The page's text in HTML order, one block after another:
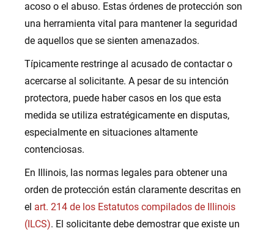
acoso o el abuso. Estas órdenes de protección son
una herramienta vital para mantener la seguridad
de aquellos que se sienten amenazados.
Típicamente restringe al acusado de contactar o
acercarse al solicitante. A pesar de su intención
protectora, puede haber casos en los que esta
medida se utiliza estratégicamente en disputas,
especialmente en situaciones altamente
contenciosas.
En Illinois, las normas legales para obtener una
orden de protección están claramente descritas en
el art. 214 de los Estatutos compilados de Illinois
(ILCS). El solicitante debe demostrar que existe un